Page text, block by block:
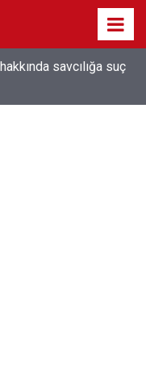
savcılığa suç